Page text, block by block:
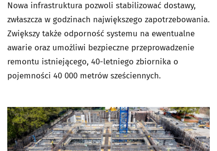
Nowa infrastruktura pozwoli stabilizować dostawy,
zwłaszcza w godzinach największego zapotrzebowania.
Zwiększy także odporność systemu na ewentualne
awarie oraz umożliwi bezpieczne przeprowadzenie
remontu istniejącego, 40-letniego zbiornika o
pojemności 40 000 metrów sześciennych.